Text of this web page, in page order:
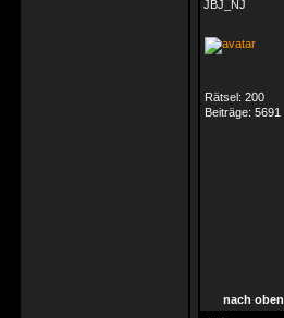
JBJ_NJ
Rätsel: 200
Beiträge: 5691
nach oben